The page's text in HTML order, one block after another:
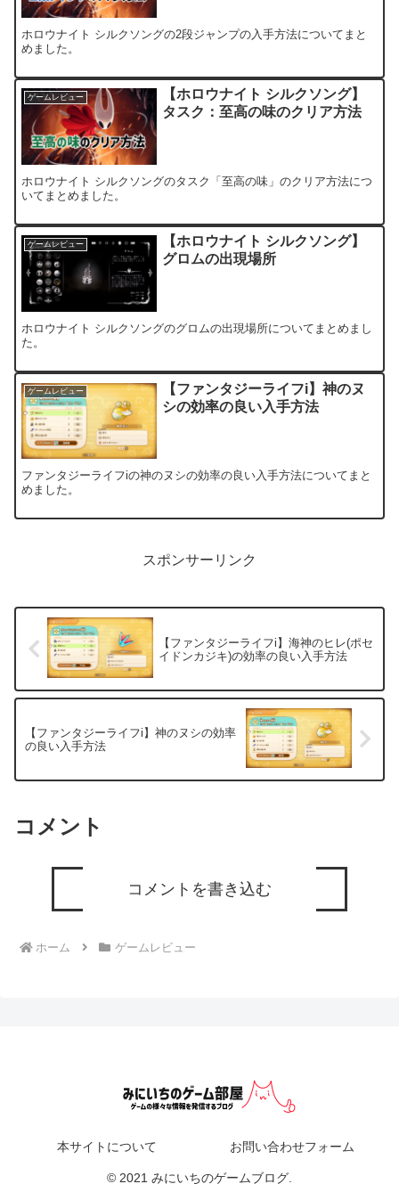
ホロウナイト シルクソングの2段ジャンプの入手方法についてまと
めました。
ゲームレビュー
【ホロウナイト シルクソング】
タスク：至高の味のクリア方法
ホロウナイト シルクソングのタスク「至高の味」のクリア方法につ
いてまとめました。
ゲームレビュー
【ホロウナイト シルクソング】
グロムの出現場所
ホロウナイト シルクソングのグロムの出現場所についてまとめまし
た。
ゲームレビュー
【ファンタジーライフi】神のヌ
シの効率の良い入手方法
ファンタジーライフiの神のヌシの効率の良い入手方法についてまと
めました。
スポンサーリンク
【ファンタジーライフi】海神のヒレ(ポセ
イドンカジキ)の効率の良い入手方法
【ファンタジーライフi】神のヌシの効率
の良い入手方法
コメント
コメントを書き込む
ホーム ゲームレビュー
本サイトについて お問い合わせフォーム
© 2021 みにいちのゲームブログ.